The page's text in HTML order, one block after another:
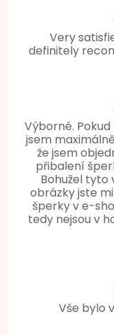
Very
definitely
Výborné.
jsem
že jsem
přibalení
Bohužel tyto
obrázky jste
šperky v e-
tedy nejsou v
Vše bylo